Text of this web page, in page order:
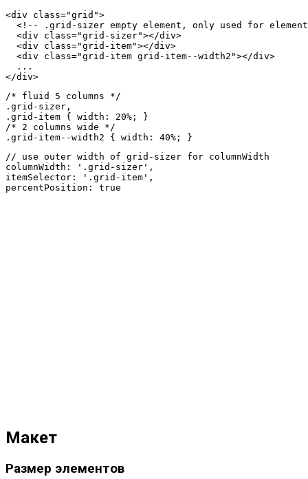
<div class="grid">
<!-- .grid-sizer empty element, only used for
  <div class="grid-sizer"></div>
  <div class="grid-item"></div>
  <div class="grid-item grid-item--width2"></div>
  ...
</div>
/* fluid 5 columns */
.grid-sizer,
.grid-item { width: 20%; }
/* 2 columns wide */
.grid-item--width2 { width: 40%; }
// use outer width of grid-sizer for columnWidth
columnWidth: '.grid-sizer',
itemSelector: '.grid-item',
percentPosition: true
Макет
Размер элементов